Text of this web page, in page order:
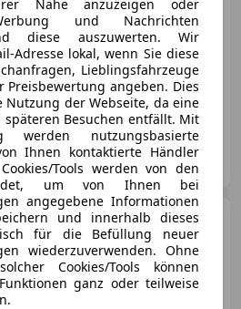
Diesel 125 kW (170 PS)
Ford Transit BusL2H2
Nähe anzuzeigen oder
und Nachrichten
diese auszuwerten. Wir
Adresse lokal, wenn Sie diese
Lieblingsfahrzeuge
Preisbewertung angeben. Dies
der Webseite, da eine
Besuchen entfällt. Mit
werden nutzungsbasierte
Ihnen kontaktierte Händler
Tools werden von den
um von Ihnen bei
angegebene Informationen
und innerhalb dieses
für die Befüllung neuer
wiederzuverwenden. Ohne
Cookies/Tools können
ganz oder teilweise